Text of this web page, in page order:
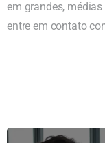
em grandes,
entre em contato